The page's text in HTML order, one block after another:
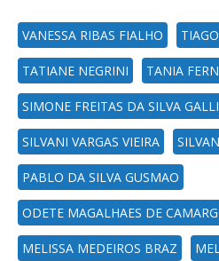
VANESSA RIBAS FIALHO
TATIANE NEGRINI TANIA
SIMONE FREITAS DA SILVA
SILVANI VARGAS VIEIRA
PABLO DA SILVA GUSMAO
ODETE MAGALHAES DE
MELISSA MEDEIROS BRAZ